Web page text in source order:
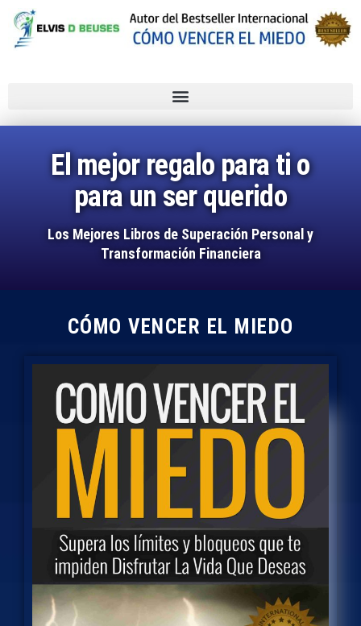
El mejor regalo para ti o
para un ser querido
Los Mejores Libros de Superación Personal y
Transformación Financiera
CÓMO VENCER EL MIEDO